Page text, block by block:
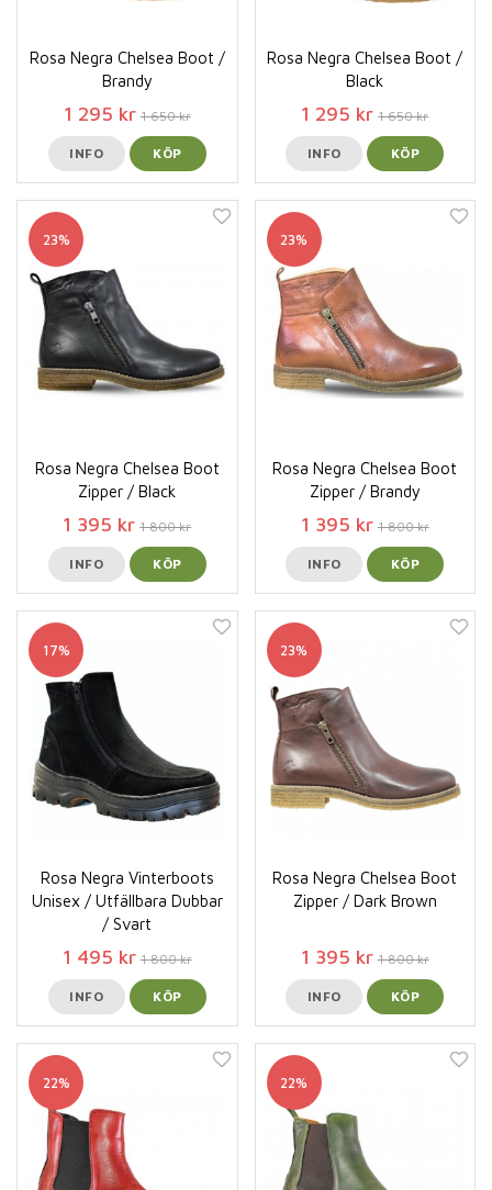
Rosa Negra Chelsea Boot /
Brandy
1 295 kr 1 650 kr
INFO KÖP
Rosa Negra Chelsea Boot /
Black
1 295 kr 1 650 kr
INFO KÖP
23%
Rosa Negra Chelsea Boot
Zipper / Black
1 395 kr 1 800 kr
INFO KÖP
23%
Rosa Negra Chelsea Boot
Zipper / Brandy
1 395 kr 1 800 kr
INFO KÖP
17%
Rosa Negra Vinterboots
Unisex / Utfällbara Dubbar
/ Svart
1 495 kr 1 800 kr
INFO KÖP
23%
Rosa Negra Chelsea Boot
Zipper / Dark Brown
1 395 kr 1 800 kr
INFO KÖP
22% 22%